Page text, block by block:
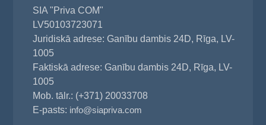
SIA "Priva COM"
LV50103723071
Juridiskā adrese: Ganību dambis 24D, Rīga, LV-
1005
Faktiskā adrese: Ganību dambis 24D, Rīga, LV-
1005
Mob. tālr.: (+371) 20033708
E-pasts: info@siapriva.com